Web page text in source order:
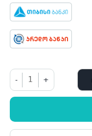
- +